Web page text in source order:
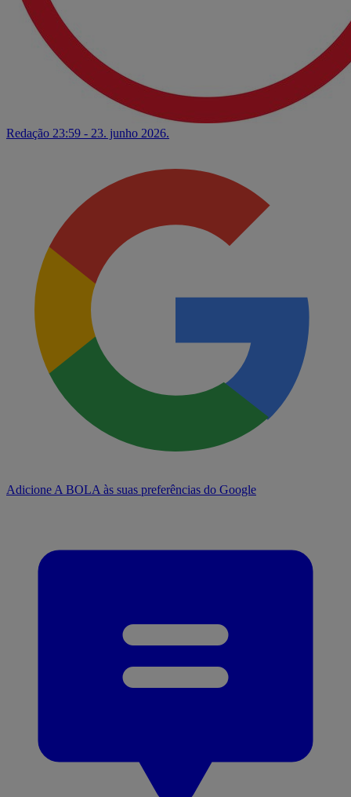
Redação 23:59 - 23. junho 2026.
Adicione A BOLA às suas preferências do Google